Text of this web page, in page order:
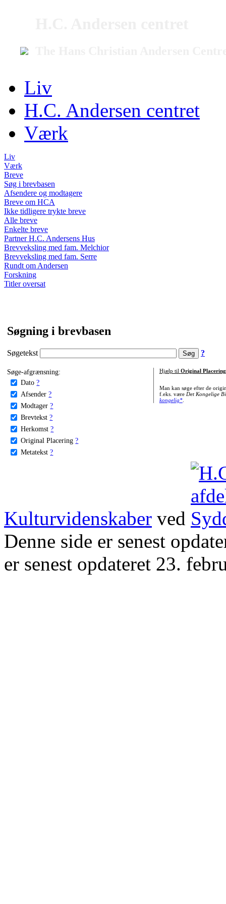
Liv
H.C. Andersen centret
Værk
Liv
Værk
Breve
Søg i brevbasen
Afsendere og modtagere
Breve om HCA
Ikke tidligere trykte breve
Alle breve
Enkelte breve
Partner H.C. Andersens Hus
Brevveksling med fam. Melchior
Brevveksling med fam. Serre
Rundt om Andersen
Forskning
Titler oversat
Søgning i brevbasen
Søgetekst ?
Søge-afgrænsning:
Dato ?
Afsender ?
Modtager ?
Brevtekst ?
Herkomst ?
Original Placering ?
Metatekst ?
Hjælp til Original Placering
Man kan søge efter de
f.eks. være Det Kongelige
kongelig*.
Kulturvidenskaber ved
Denne side er senest
er senest opdateret 23.